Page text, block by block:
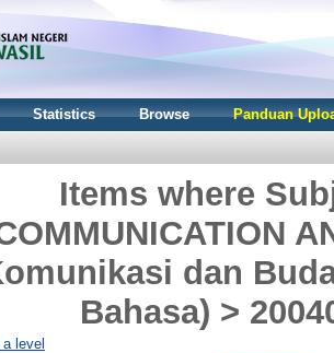
Statistics Browse Panduan
Items where
dan
Bahasa) >
a level